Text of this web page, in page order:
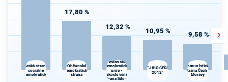
Česká strana
sociálně
demokratická
17,80 %
Občanská
demokratická
strana
12,32 %
Křesťanská a
demokratická
unie -
Československá
strana lidová
10,95 %
"JIHOČEŠI
2012"
9,58 %
Komunistická
strana Čech a
Moravy